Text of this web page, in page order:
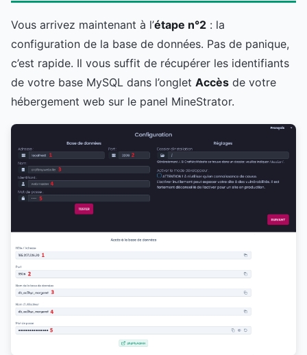
Vous arrivez maintenant à l’étape n°2 : la
configuration de la base de données. Pas de panique,
c’est rapide. Il vous suffit de récupérer les identifiants
de votre base MySQL dans l’onglet Accès de votre
hébergement web sur le panel MineStrator.